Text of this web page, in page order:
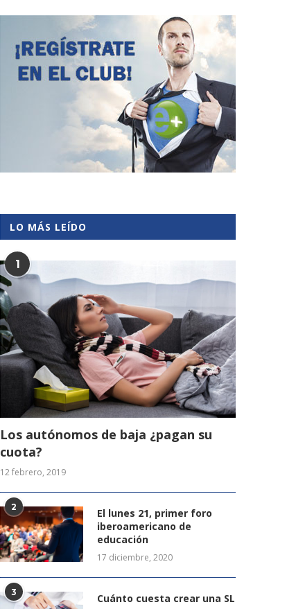
LO MÁS LEÍDO
1
Los autónomos de baja ¿pagan su
cuota?
12 febrero, 2019
2
El lunes 21, primer foro
iberoamericano de
educación
17 diciembre, 2020
3 Cuánto cuesta crear una SL